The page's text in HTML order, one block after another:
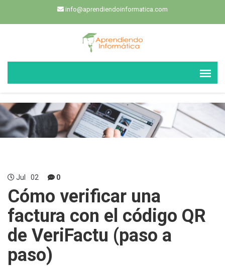
info@aprendiendoinformatica.com
Jul 02 0
Cómo verificar una
factura con el código QR
de VeriFactu (paso a
paso)